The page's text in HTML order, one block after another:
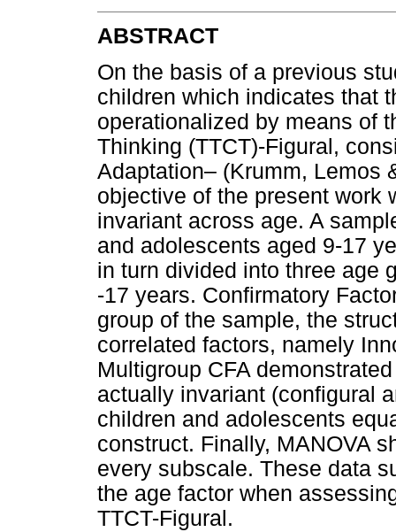
ABSTRACT
On the basis of a previous
children which indicates that
operationalized by means of
Thinking (TTCT)-Figural,
Adaptation– (Krumm, Lemos
objective of the present work
invariant across age. A
and adolescents aged 9-17
in turn divided into three age
-17 years. Confirmatory
group of the sample, the
correlated factors, namely
Multigroup CFA
actually invariant (configural
children and adolescents
construct. Finally, MANOVA
every subscale. These data
the age factor when
TTCT-Figural.